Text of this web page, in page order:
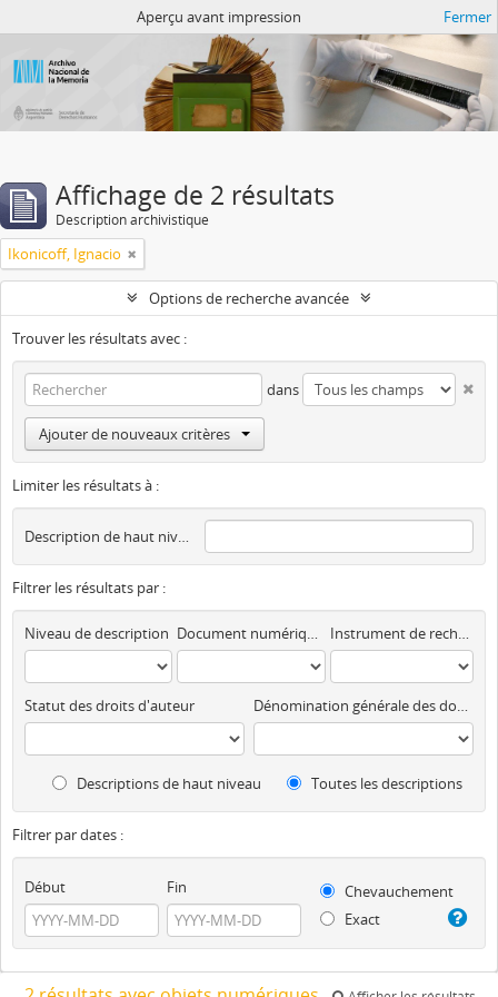
Aperçu avant impression Fermer
Affichage de 2 résultats
Description archivistique
Ikonicoff, Ignacio
Options de recherche avancée
Trouver les résultats avec :
dans
Ajouter de nouveaux critères
Limiter les résultats à :
Description de haut niveau
Filtrer les résultats par :
Niveau de description Document numérique disponible Instrument de recherche
Statut des droits d'auteur Dénomination générale des documents
Descriptions de haut niveau Toutes les descriptions
Filtrer par dates :
Début Fin
Chevauchement
Exact